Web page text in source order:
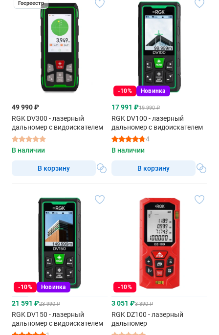
Госреестр
49 990 ₽
RGK DV300 - лазерный
дальномер с видоискателем
В наличии
В корзину
-10% Новинка
17 991 ₽19 990 ₽
RGK DV100 - лазерный
дальномер с видоискателем
4
В наличии
В корзину
-10% Новинка
21 591 ₽23 990 ₽
RGK DV150 - лазерный
дальномер с видоискателем
-10%
3 051 ₽3 390 ₽
RGK DZ100 - лазерный
дальномер